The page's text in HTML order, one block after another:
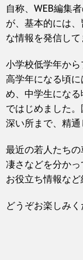
自称、WEB編集
が、基本的には
な情報を発信して
小学校低学年から
高学年になる頃
め、中学生にな
ではじめました
深い所まで、精通
最近の若人たちの
凄さなどを分か
お役立ち情報など
どうぞお楽しみく